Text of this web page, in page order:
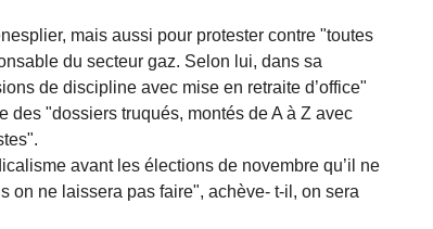
mais aussi pour protester contre "toutes
du secteur gaz. Selon lui, dans sa
de discipline avec mise en retraite d’office"
des "dossiers truqués, montés de A à Z avec
avant les élections de novembre qu’il ne
on ne laissera pas faire", achève- t-il, on sera